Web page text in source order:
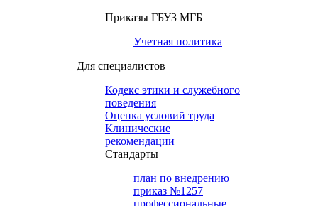
Приказы ГБУЗ МГБ
Учетная политика
Для специалистов
Кодекс этики и служебного
поведения
Оценка условий труда
Клинические
рекомендации
Cтандарты
план по внедрению
приказ №1257
профессиональные